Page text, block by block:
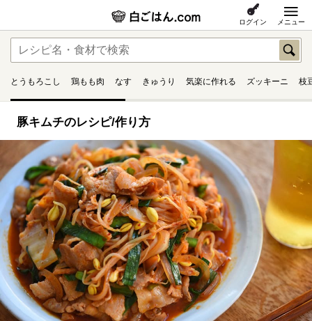
ログイン メニュー
とうもろこし 鶏もも肉 なす きゅうり 気楽に作れる ズッキーニ 枝
豚キムチのレシピ/作り方